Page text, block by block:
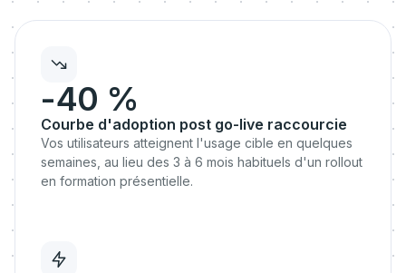
-40 %
Courbe d'adoption post go-live raccourcie
Vos utilisateurs atteignent l'usage cible en quelques
semaines, au lieu des 3 à 6 mois habituels d'un rollout
en formation présentielle.